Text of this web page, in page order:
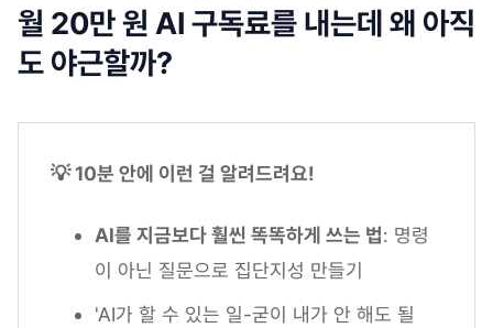
월 20만 원 AI 구독료를 내는데 왜 아직
도 야근할까?
💡 10분 안에 이런 걸 알려드려요!
AI를 지금보다 훨씬 똑똑하게 쓰는 법: 명령
이 아닌 질문으로 집단지성 만들기
'AI가 할 수 있는 일-굳이 내가 안 해도 될